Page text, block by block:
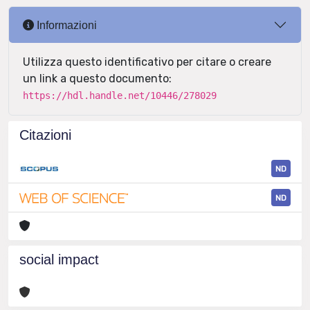
Informazioni
Utilizza questo identificativo per citare o creare
un link a questo documento:
https://hdl.handle.net/10446/278029
Citazioni
ND
ND
social impact